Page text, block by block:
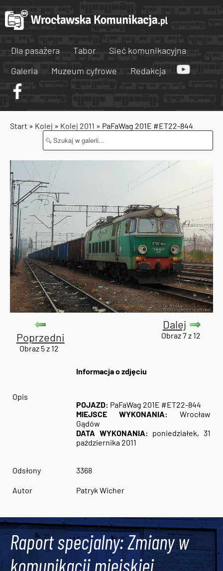
Dla pasażera Tabor
Sieć komunikacyjna
Galeria
Muzeum cyfrowe Redakcja
Start » Kolej » Kolej 2011 » PaFaWag 201E #ET22-844
Poprzedni
Obraz 5 z 12
Dalej
Obraz 7 z 12
Informacja o zdjęciu
Opis
POJAZD: PaFaWag 201E #ET22-844
MIEJSCE WYKONANIA:
Wrocław
Gądów
DATA WYKONANIA: poniedziałek, 31
października 2011
Odsłony 3368
Autor Patryk Wicher
Raport specjalny: Zmiany w
komunikacji miejskiej